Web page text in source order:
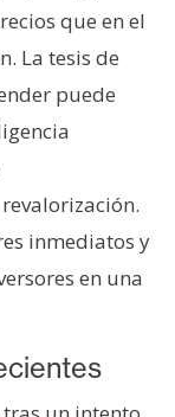
que en el
La tesis de
puede
inmediatos y
en una